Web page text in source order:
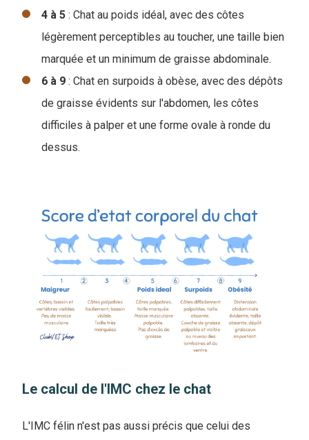
4 à 5 : Chat au poids idéal, avec des côtes
légèrement perceptibles au toucher, une taille bien
marquée et un minimum de graisse abdominale.
6 à 9 : Chat en surpoids à obèse, avec des dépôts
de graisse évidents sur l'abdomen, les côtes
difficiles à palper et une forme ovale à ronde du
dessus.
Le calcul de l'IMC chez le chat
L'IMC félin n'est pas aussi précis que celui des